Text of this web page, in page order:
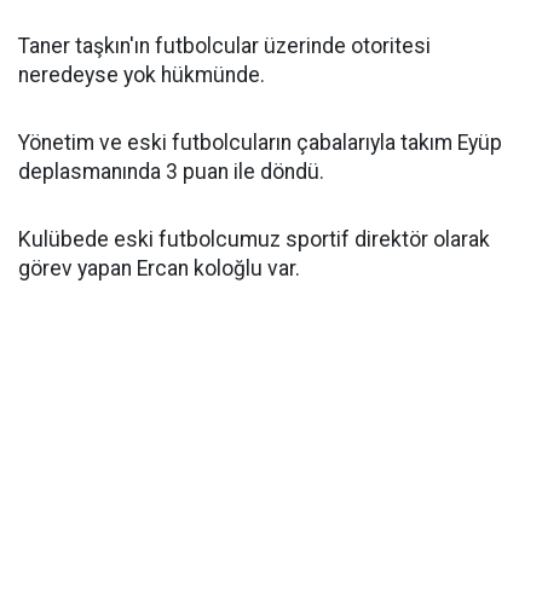
Taner taşkın'ın futbolcular üzerinde otoritesi
neredeyse yok hükmünde.
Yönetim ve eski futbolcuların çabalarıyla takım Eyüp
deplasmanında 3 puan ile döndü.
Kulübede eski futbolcumuz sportif direktör olarak
görev yapan Ercan koloğlu var.